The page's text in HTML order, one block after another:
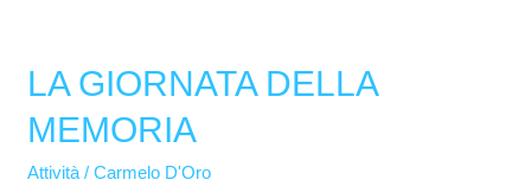
LA GIORNATA DELLA
MEMORIA
Attività /Carmelo D'Oro
LA
DELLA
MEMORIA